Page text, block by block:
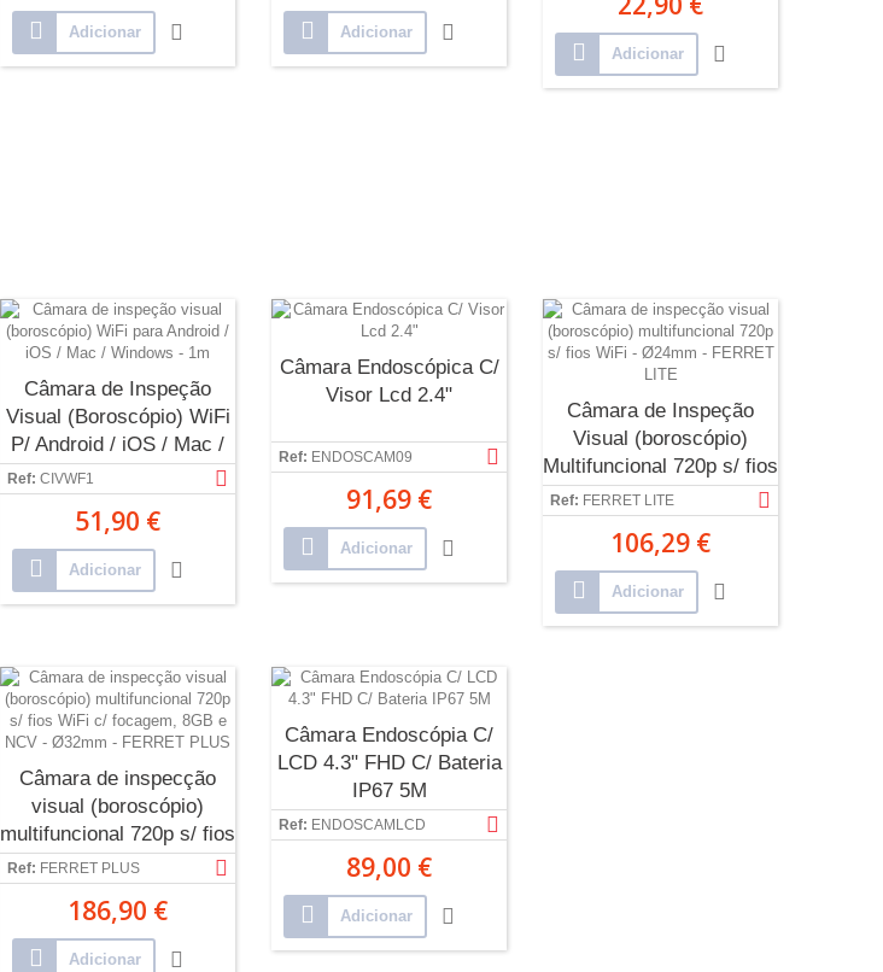
Adicionar Adicionar
Adicionar
Câmara de Inspeção
Visual (Boroscópio) WiFi
P/ Android / iOS / Mac /
Windows...
Ref: CIVWF1
51,90 €
Adicionar
Câmara Endoscópica C/
Visor Lcd 2.4"
Ref: ENDOSCAM09
91,69 €
Adicionar
Câmara de Inspeção
Visual (boroscópio)
Multifuncional 720p s/ fios
WiFi -...
Ref: FERRET LITE
106,29 €
Adicionar
Câmara de inspecção
visual (boroscópio)
multifuncional 720p s/ fios
WiFi c/...
Ref: FERRET PLUS
186,90 €
Adicionar
Câmara Endoscópia C/
LCD 4.3" FHD C/ Bateria
IP67 5M
Ref: ENDOSCAMLCD
89,00 €
Adicionar